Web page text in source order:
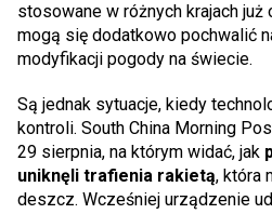
stosowane w różnych krajach już
mogą się dodatkowo pochwalić
modyfikacji pogody na świecie.
Są jednak sytuacje, kiedy
kontroli. South China Morning
29 sierpnia, na którym widać, jak
uniknęli trafienia rakietą, która
deszcz. Wcześniej urządzenie